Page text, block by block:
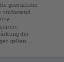
gesetzliche
der
gelten ...